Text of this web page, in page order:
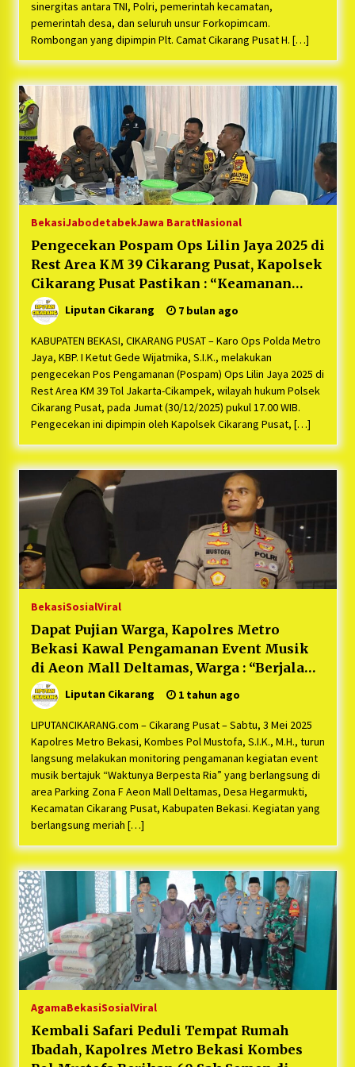
Support Camat Kedungwaringin Memberikan
Logistik Ke Posko Jurpala Kosmi
1 tahun ago
Ucapan Terimakasih Ketua Umum Jurpala
Indonesia dan KOSMI Indonesia Atas Respon
Cepat Polres Metro Bekasi dan Polsek Cikarang
Timur yang Tangkap Oknum Ormas Terkait
Pengusiran Pendirian Posko
1 tahun ago
Kodim 0509 Kabupaten Bekasi Terima 20
Perahu Bantuan Dari Panglima TNI
1 tahun ago
Gelar STQ ke-VII
1 tahun ago
sinergitas antara TNI, Polri, pemerintah kecamatan,
pemerintah desa, dan seluruh unsur Forkopimcam.
Rombongan yang dipimpin Plt. Camat Cikarang Pusat H. […]
BekasiJabodetabekJawa BaratNasional
Pengecekan Pospam Ops Lilin Jaya 2025 di
Rest Area KM 39 Cikarang Pusat, Kapolsek
Cikarang Pusat Pastikan : “Keamanan
Liburan Aman!”
Liputan Cikarang 7 bulan ago
KABUPATEN BEKASI, CIKARANG PUSAT – Karo Ops Polda Metro
Jaya, KBP. I Ketut Gede Wijatmika, S.I.K., melakukan
pengecekan Pos Pengamanan (Pospam) Ops Lilin Jaya 2025 di
Rest Area KM 39 Tol Jakarta-Cikampek, wilayah hukum Polsek
Cikarang Pusat, pada Jumat (30/12/2025) pukul 17.00 WIB.
Pengecekan ini dipimpin oleh Kapolsek Cikarang Pusat, […]
BekasiSosialViral
Dapat Pujian Warga, Kapolres Metro
Bekasi Kawal Pengamanan Event Musik
di Aeon Mall Deltamas, Warga : “Berjalan
Damai dan penjagaan Kepolisian
Humanis Baik”.
Liputan Cikarang 1 tahun ago
LIPUTANCIKARANG.com – Cikarang Pusat – Sabtu, 3 Mei 2025
Kapolres Metro Bekasi, Kombes Pol Mustofa, S.I.K., M.H., turun
langsung melakukan monitoring pengamanan kegiatan event
musik bertajuk “Waktunya Berpesta Ria” yang berlangsung di
area Parking Zona F Aeon Mall Deltamas, Desa Hegarmukti,
Kecamatan Cikarang Pusat, Kabupaten Bekasi. Kegiatan yang
berlangsung meriah […]
AgamaBekasiSosialViral
Kembali Safari Peduli Tempat Rumah
Ibadah, Kapolres Metro Bekasi Kombes